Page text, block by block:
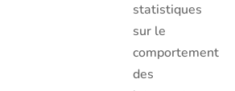
statistiques
sur le
comportement
des